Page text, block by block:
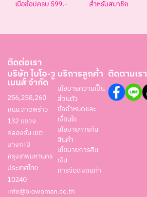
เมื่อช้อปครบ 599.-
สำหรับสมาชิก
ติดต่อเรา
บริษัท ไบโอ-วู
เมนส์ จำกัด
256,258,260
ถนน ลาดพร้าว
132 แขวง
คลองจั่น เขต
บางกะปิ
กรุงเทพมหานคร
ประเทศไทย
10240
info@biowoman.co.th
บริการลูกค้า
นโยบายความเป็น
ส่วนตัว
ข้อกำหนดและ
เงื่อนไข
นโยบายการคืน
สินค้า
นโยบายการคืน
เงิน
การจัดส่งสินค้า
ติดตามเรา